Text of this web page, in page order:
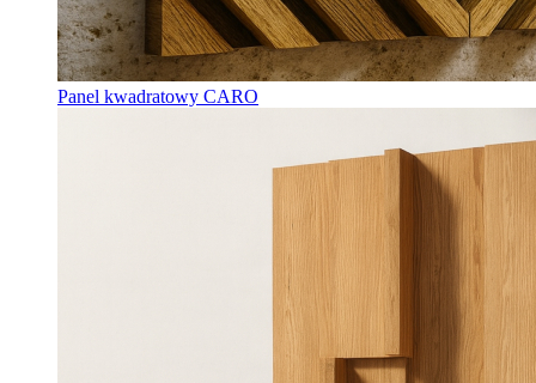
Panel kwadratowy CARO